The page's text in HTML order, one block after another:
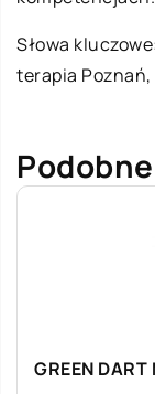
Słowa
terapia Poznań
GREEN